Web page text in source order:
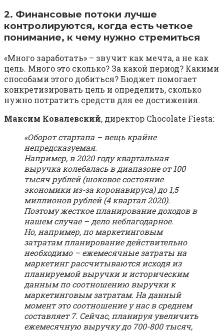
2. Финансовые потоки лучше
контролируются, когда есть четкое
понимание, к чему нужно стремиться
«Много заработать» – звучит как мечта, а не как
цель. Много это сколько? За какой период? Какими
способами этого добиться? Бюджет помогает
конкретизировать цель и определить, сколько
нужно потратить средств для ее достижения.
Максим Ковалевский, директор Chocolate Fiesta:
«Оборот стартапа – вещь крайне
непредсказуемая.
Например, в 2020 году квартальная
выручка колебалась в диапазоне от 100
тысяч рублей (шоковое состояние
экономики из-за коронавируса) до 1,5
миллионов рублей (4 квартал 2020).
Поэтому жесткое планирование доходов в
нашем случае – дело неблагодарное.
Но, например, по маркетинговым
затратам планирование действительно
необходимо – ежемесячные затраты на
маркетинг рассчитываются исходя из
планируемой выручки и историческим
данным по соотношению выручки к
маркетинговым затратам. На данный
момент это соотношение у нас в среднем
составляет 7. Сейчас, планируя увеличить
ежемесячную выручку до 700-800 тысяч,